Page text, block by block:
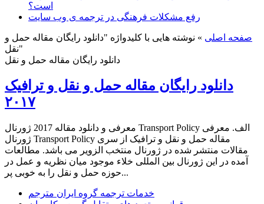
است؟
رفع مشکلات فرهنگی در ترجمه ی وب سایت
صفحه اصلی » نوشته هایی با کلیدواژه "دانلود رایگان مقاله حمل و
نقل"
دانلود رایگان مقاله حمل و نقل
دانلود رایگان مقاله حمل و نقل و ترافیک
۲۰۱۷
معرفی و دانلود مقاله 2017 ژورنال Transport Policy الف. معرفی
ژورنال Transport Policy مقاله حمل و نقل و ترافیک از سری
مقالات منتشر شده در ژورنال منتخب الزویر می باشد. مطالعات
آمده در این ژورنال بین المللی خلاء موجود میان نظریه و عمل در
حوزه حمل و نقل را به خوبی پر...
خدمات ترجمه گروه ایران مترجم